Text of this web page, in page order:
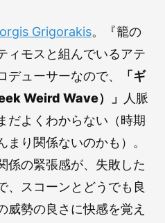
Grigorakis。『籠の
ィモスと組んでいるアテ
デューサーなので、
「ギ
Weird Wave）」
人脈
だよくわからない（時期
り関係ないのかも）。
係の緊張感が、失敗した
、スコーンとどうでも良
威勢の良さに快感を覚え